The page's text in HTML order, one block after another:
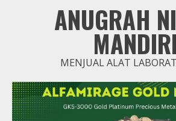
ANUGRAH
MANDIRI
MENJUAL ALAT